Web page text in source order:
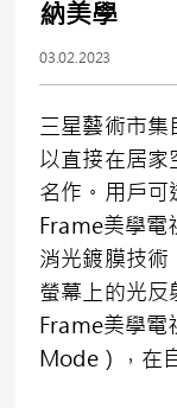
納美學
03.02.2023
三星藝術市
以直接在居家
名作。用戶
Frame美學電
消光鍍膜技
螢幕上的光
Frame美學電
Mode），在